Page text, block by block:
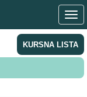
KURSNA LISTA